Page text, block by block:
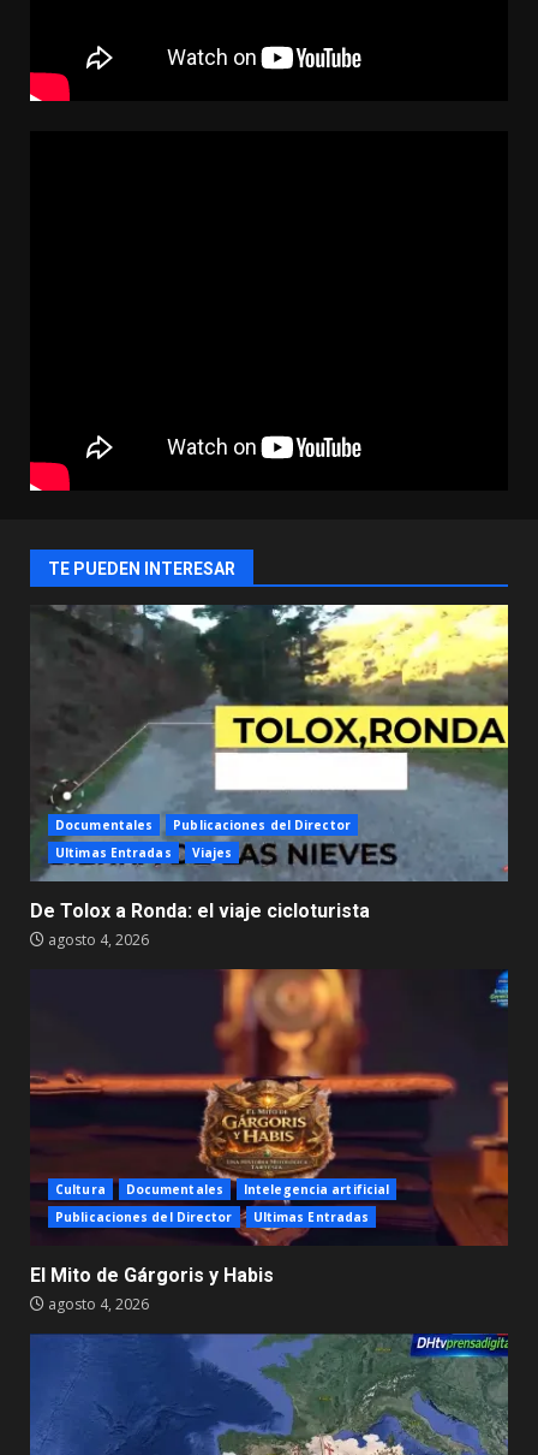
TE PUEDEN INTERESAR
Documentales
Publicaciones del Director
Ultimas Entradas
Viajes
De Tolox a Ronda: el viaje cicloturista
agosto 4, 2026
Cultura Documentales
Intelegencia artificial
Publicaciones del Director
Ultimas Entradas
El Mito de Gárgoris y Habis
agosto 4, 2026